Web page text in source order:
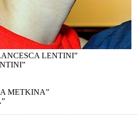
LENTINI”
METKINA”